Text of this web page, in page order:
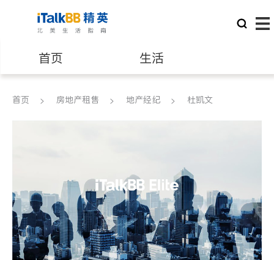
首页 生活
医生 律师
养老 非盈利组织
首页 房地产租售 地产经纪 杜凯文